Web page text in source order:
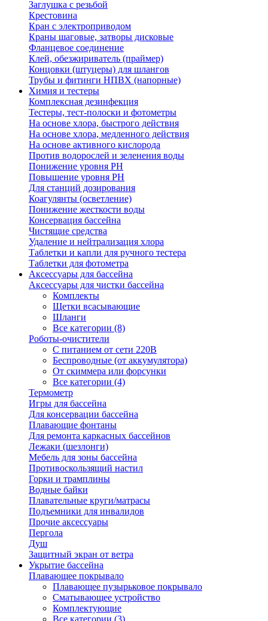
Заглушка с резьбой
Крестовина
Кран с электроприводом
Краны шаговые, затворы дисковые
Фланцевое соединение
Клей, обезжириватель (праймер)
Концовки (штуцеры) для шлангов
Трубы и фитинги НПВХ (напорные)
Химия и тестеры
Комплексная дезинфекция
Тестеры, тест-полоски и фотометры
На основе хлора, быстрого действия
На основе хлора, медленного действия
На основе активного кислорода
Против водорослей и зеленения воды
Понижение уровня РН
Повышение уровня РН
Для станций дозирования
Коагулянты (осветление)
Понижение жесткости воды
Консервация бассейна
Чистящие средства
Удаление и нейтрализация хлора
Таблетки и капли для ручного тестера
Таблетки для фотометра
Аксессуары для бассейна
Аксессуары для чистки бассейна
Комплекты
Щетки всасывающие
Шланги
Все категории (8)
Роботы-очистители
С питанием от сети 220В
Беспроводные (от аккумулятора)
От скиммера или форсунки
Все категории (4)
Термометр
Игры для бассейна
Для консервации бассейна
Плавающие фонтаны
Для ремонта каркасных бассейнов
Лежаки (шезлонги)
Мебель для зоны бассейна
Противоскользящий настил
Горки и трамплины
Водные байки
Плавательные круги/матрасы
Подъемники для инвалидов
Прочие аксессуары
Пергола
Душ
Защитный экран от ветра
Укрытие бассейна
Плавающее покрывало
Плавающее пузырьковое покрывало
Сматывающее устройство
Комплектующие
Все категории (3)